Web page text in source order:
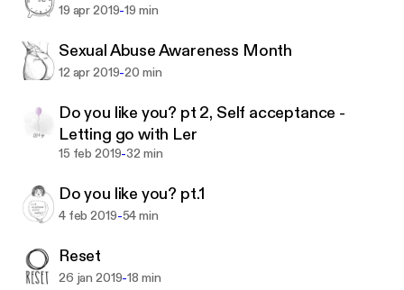
https://www.pinterest.com/antrell223/?amp_client
_id=_NIV1yMnNbVZPcXGx2yJi5vrUO_7s-n5DC0X
th_id=a35ae6796a96466d813ac13c4d8864ce
19 apr 2019-19 min
Sexual Abuse Awareness Month
12 apr 2019-20 min
Do you like you? pt 2, Self acceptance -
Letting go with Ler
15 feb 2019-32 min
Do you like you? pt.1
4 feb 2019-54 min
Reset
26 jan 2019-18 min